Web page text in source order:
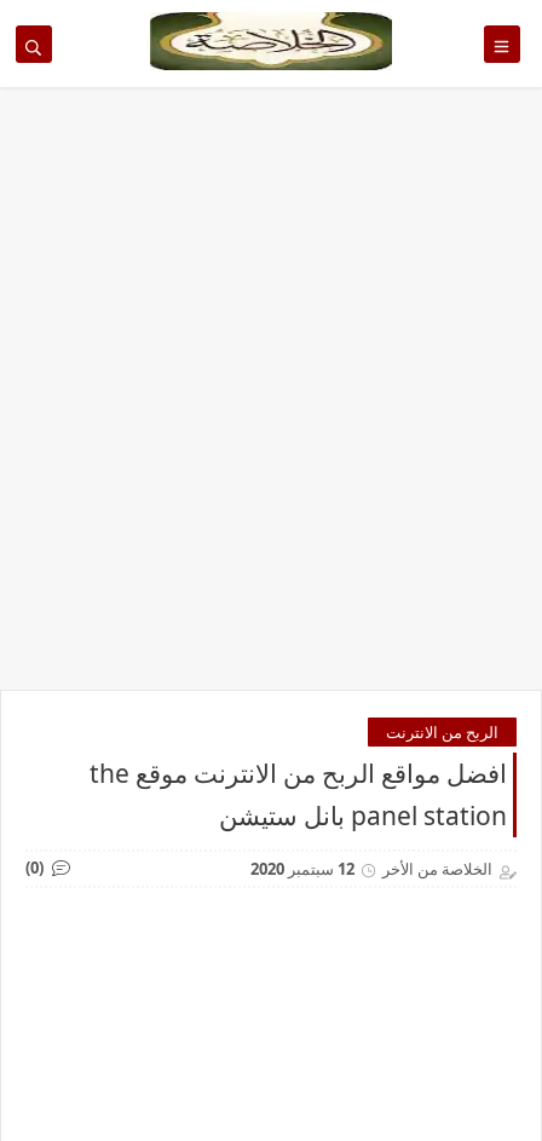
الربح من الانترنت
افضل مواقع الربح من الانترنت موقع the
panel station بانل ستيشن
الخلاصة من الأخر 12 سبتمبر 2020 (0)